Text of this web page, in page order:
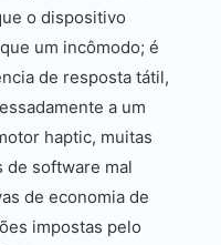
o dispositivo
um incômodo; é
de resposta tátil,
a um
haptic, muitas
de software mal
de economia de
impostas pelo